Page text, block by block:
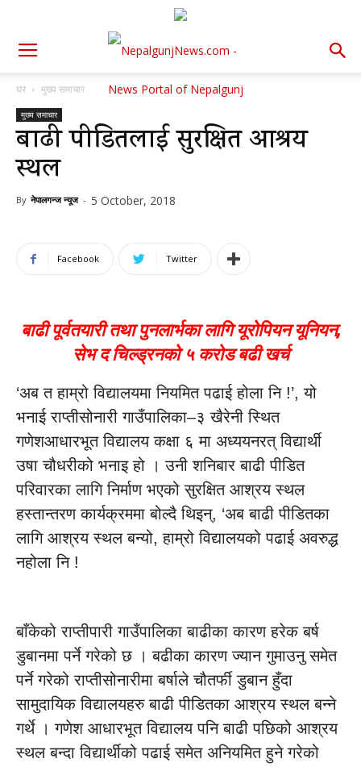
घर मुख्य समाचार
मुख्य समाचार
बाढी पीडितलाई सुरक्षित आश्रय
स्थल
By नेपालगन्ज न्यूज - 5 October, 2018
Facebook Twitter
बाढी पूर्वतयारी तथा पुनलार्भका लागि यूरोपियन यूनियन,
सेभ द चिल्ड्रनको ५ करोड बढी खर्च
‘अब त हाम्रो विद्यालयमा नियमित पढाई होला नि !’, यो
भनाई राप्तीसोनारी गाउँपालिका–३ खैरेनी स्थित
गणेशआधारभूत विद्यालय कक्षा ६ मा अध्ययनरत् विद्यार्थी
उषा चौधरीको भनाइ हो । उनी शनिबार बाढी पीडित
परिवारका लागि निर्माण भएको सुरक्षित आश्रय स्थल
हस्तान्तरण कार्यक्रममा बोल्दै थिइन्, ‘अब बाढी पीडितका
लागि आश्रय स्थल बन्यो, हाम्रो विद्यालयको पढाई अवरुद्ध
नहोला नि !
बाँकेको राप्तीपारी गाउँपालिका बाढीका कारण हरेक बर्ष
डुबानमा पर्ने गरेको छ । बढीका कारण ज्यान गुमाउनु समेत
पर्ने गरेको राप्तीसोनारीमा बर्षाले चौतर्फी डुबान हुँदा
सामुदायिक विद्यालयहरु बाढी पीडितका आश्रय स्थल बन्ने
गर्थे । गणेश आधारभूत विद्यालय पनि बाढी पछिको आश्रय
स्थल बन्दा विद्यार्थीको पढाई समेत अनियमित हुने गरेको